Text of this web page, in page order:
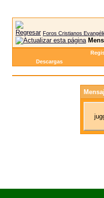
Foros Cristianos
Descargas